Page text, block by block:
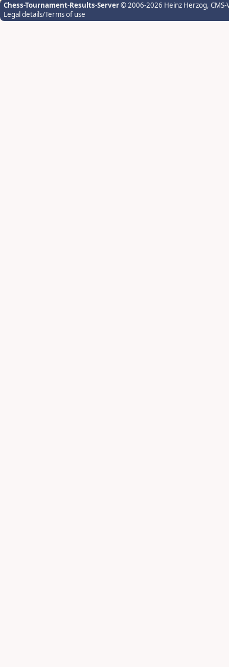
Chess-Tournament-Results-Server© 2006-2026 Heinz Herzog,
Legal details/Terms of use